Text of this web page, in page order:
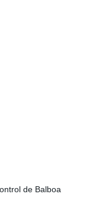
de Balboa